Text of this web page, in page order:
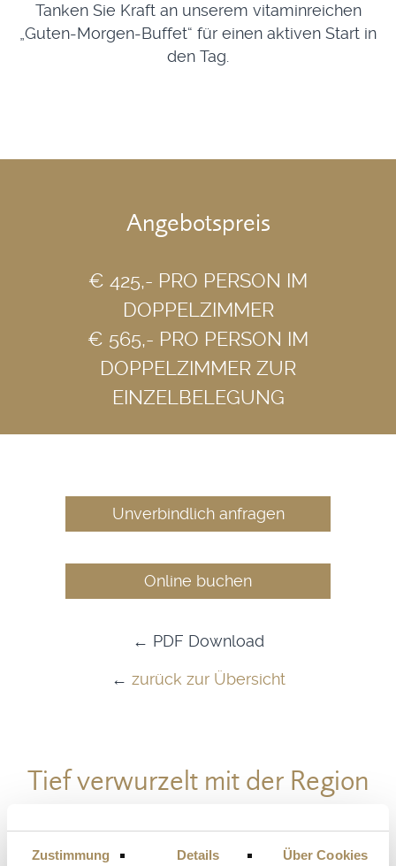
Zustimmung Details Über Cookies
Tanken Sie Kraft an unserem vitaminreichen
„Guten-Morgen-Buffet“ für einen aktiven Start in
den Tag.
Angebotspreis
€ 425,- PRO PERSON IM
DOPPELZIMMER
€ 565,- PRO PERSON IM
DOPPELZIMMER ZUR
EINZELBELEGUNG
Unverbindlich anfragen
Online buchen
← PDF Download
← zurück zur Übersicht
Tief verwurzelt mit der Region